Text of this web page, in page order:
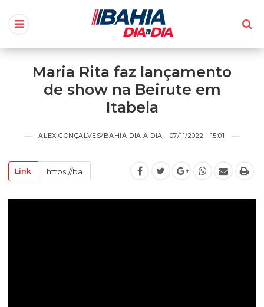
Maria Rita faz lançamento
de show na Beirute em
Itabela
ALEX GONÇALVES/BAHIA DIA A DIA - 07/11/2022 - 15:01
Link